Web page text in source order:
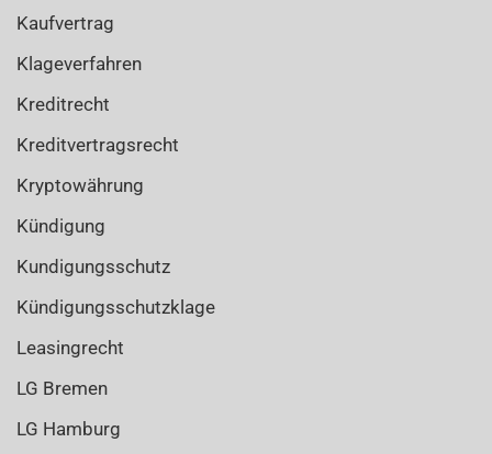
Kaufvertrag
Klageverfahren
Kreditrecht
Kreditvertragsrecht
Kryptowährung
Kündigung
Kundigungsschutz
Kündigungsschutzklage
Leasingrecht
LG Bremen
LG Hamburg